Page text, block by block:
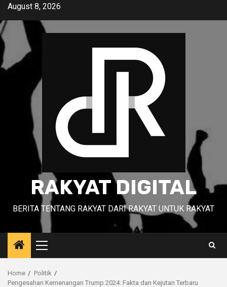
Skip
content
August 8, 2026
RAKYAT DIGITAL
BERITA TENTANG RAKYAT DARI RAKYAT UNTUK RAKYAT
Primary
Menu
Home
Politik
Pengesahan Kemenangan Trump 2024: Fakta dan Kejutan Terbaru